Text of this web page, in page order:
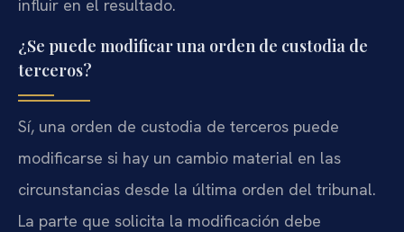
influir en el resultado.
¿Se puede modificar una orden de custodia de
terceros?
Sí, una orden de custodia de terceros puede
modificarse si hay un cambio material en las
circunstancias desde la última orden del tribunal.
La parte que solicita la modificación debe